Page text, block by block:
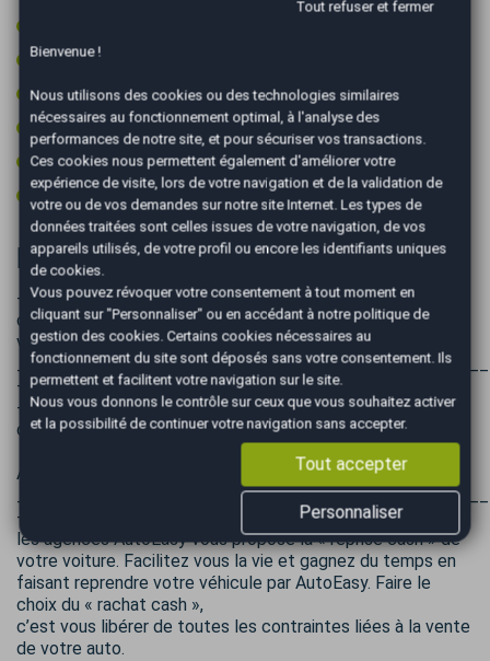
Rétroviseurs rabattables électriquement
Sièges chauffants
Sièges électriques
Volant cuir
Volant multifonctions
Informations complémentaires
- Sous réserve d'erreur de saisie. Merci de bien vouloir
contrôler l'annonce avec votre agence [URL masquée pour
votre sécurité] Mulhouse.
- [URL masquée pour votre sécurité] MULHOUSE
- Vous avez surement mieux à faire que de vous occuper
de la vente ou l'achat de votre voiture
Avec AutoEasy, un conseiller s'occupe de tout, pour vous !
- Pour vendre votre véhicule rapidement et au meilleur prix,
les agences AutoEasy vous propose la « reprise cash » de
votre voiture. Facilitez vous la vie et gagnez du temps en
faisant reprendre votre véhicule par AutoEasy. Faire le
choix du « rachat cash »,
c’est vous libérer de toutes les contraintes liées à la vente
de votre auto.
Tout refuser et fermer
Bienvenue !
Nous utilisons des cookies ou des technologies similaires
nécessaires au fonctionnement optimal, à l'analyse des
performances de notre site, et pour sécuriser vos transactions.
Ces cookies nous permettent également d'améliorer votre
expérience de visite, lors de votre navigation et de la validation de
votre ou de vos demandes sur notre site Internet. Les types de
données traitées sont celles issues de votre navigation, de vos
appareils utilisés, de votre profil ou encore les identifiants uniques
de cookies.
Vous pouvez révoquer votre consentement à tout moment en
cliquant sur "Personnaliser" ou en accédant à notre politique de
gestion des cookies. Certains cookies nécessaires au
fonctionnement du site sont déposés sans votre consentement. Ils
permettent et facilitent votre navigation sur le site.
Nous vous donnons le contrôle sur ceux que vous souhaitez activer
et la possibilité de continuer votre navigation sans accepter.
Tout accepter
Personnaliser